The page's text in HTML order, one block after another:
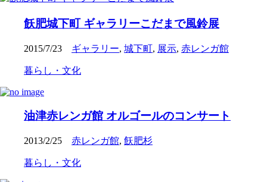
飫肥城下町 ギャラリーこだまで風鈴展
2015/7/23 ギャラリー, 城下町, 展示, 赤レンガ館
暮らし・文化
油津赤レンガ館 オルゴールのコンサート
2013/2/25 赤レンガ館, 飫肥杉
暮らし・文化